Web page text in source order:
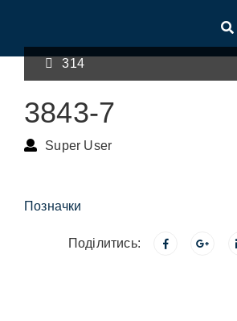
314
3843-7
Super User
Позначки
Поділитись: